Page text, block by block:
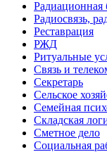
Радиационная
Радиосвязь,
Реставрация
РЖД
Ритуальные
Связь и
Секретарь
Сельское
Семейная
Складская
Сметное дело
Социальная